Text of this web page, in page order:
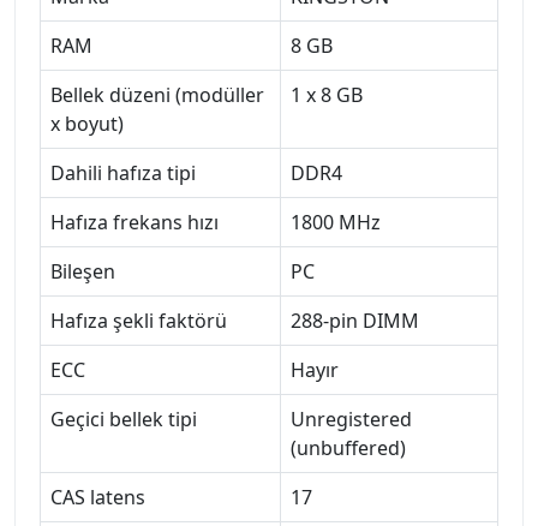
RAM
8 GB
Bellek düzeni (modüller
x boyut)
1 x 8 GB
Dahili hafıza tipi
DDR4
Hafıza frekans hızı
1800 MHz
Bileşen
PC
Hafıza şekli faktörü
288-pin DIMM
ECC
Hayır
Geçici bellek tipi
Unregistered
(unbuffered)
CAS latens
17